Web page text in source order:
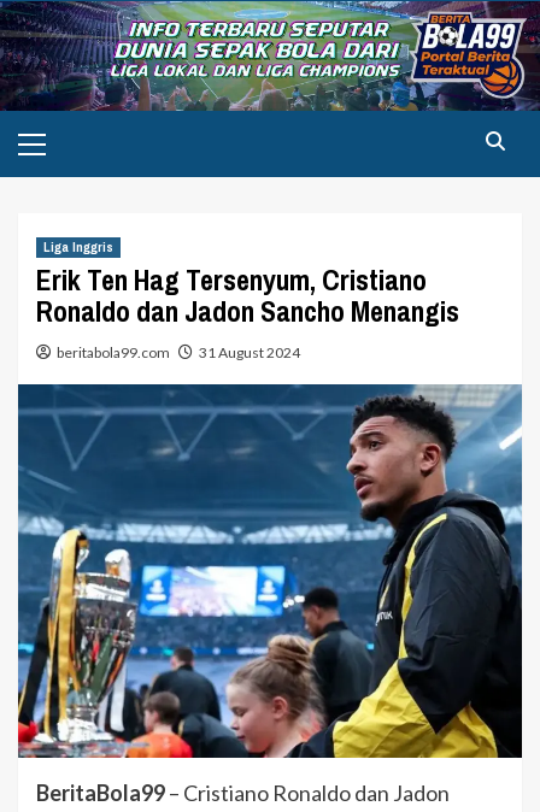
Skip
to
content
Menu
Liga Inggris
Erik Ten Hag Tersenyum, Cristiano
Ronaldo dan Jadon Sancho Menangis
beritabola99.com 31 August 2024
BeritaBola99– Cristiano Ronaldo dan Jadon